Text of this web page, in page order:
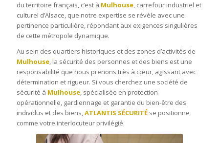
du territoire français, c’est à Mulhouse, carrefour industriel et
culturel d’Alsace, que notre expertise se révèle avec une
pertinence particulière, répondant aux exigences singulières
de cette métropole dynamique.
Au sein des quartiers historiques et des zones d’activités de
Mulhouse, la sécurité des personnes et des biens est une
responsabilité que nous prenons très à cœur, agissant avec
détermination et rigueur. Si vous cherchez une société de
sécurité à Mulhouse, spécialisée en protection
opérationnelle, gardiennage et garantie du bien-être des
individus et des biens,ATLANTIS SÉCURITÉse positionne
comme votre interlocuteur privilégié.